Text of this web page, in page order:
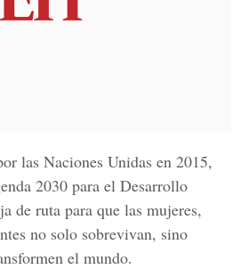
las Naciones Unidas en 2015,
2030 para el Desarrollo
de ruta para que las mujeres,
no solo sobrevivan, sino
el mundo.